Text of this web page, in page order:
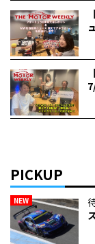
PICKUP
NEW